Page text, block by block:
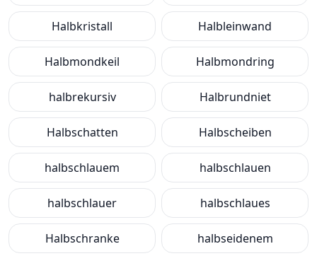
Halbkristall Halbleinwand
Halbmondkeil Halbmondring
halbrekursiv Halbrundniet
Halbschatten Halbscheiben
halbschlauem halbschlauen
halbschlauer halbschlaues
Halbschranke halbseidenem